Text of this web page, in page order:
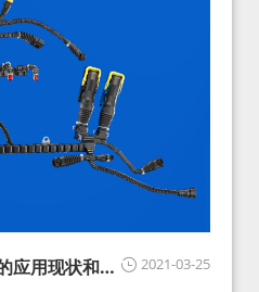
2021-03-25
应用现状和展